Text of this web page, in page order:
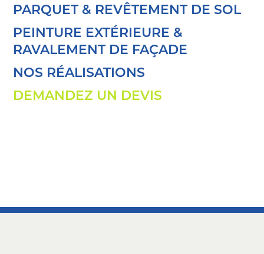
PARQUET & REVÊTEMENT DE SOL
PEINTURE EXTÉRIEURE &
RAVALEMENT DE FAÇADE
NOS RÉALISATIONS
DEMANDEZ UN DEVIS